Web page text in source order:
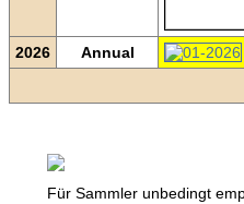
2026 Annual
Für Sammler unbedingt